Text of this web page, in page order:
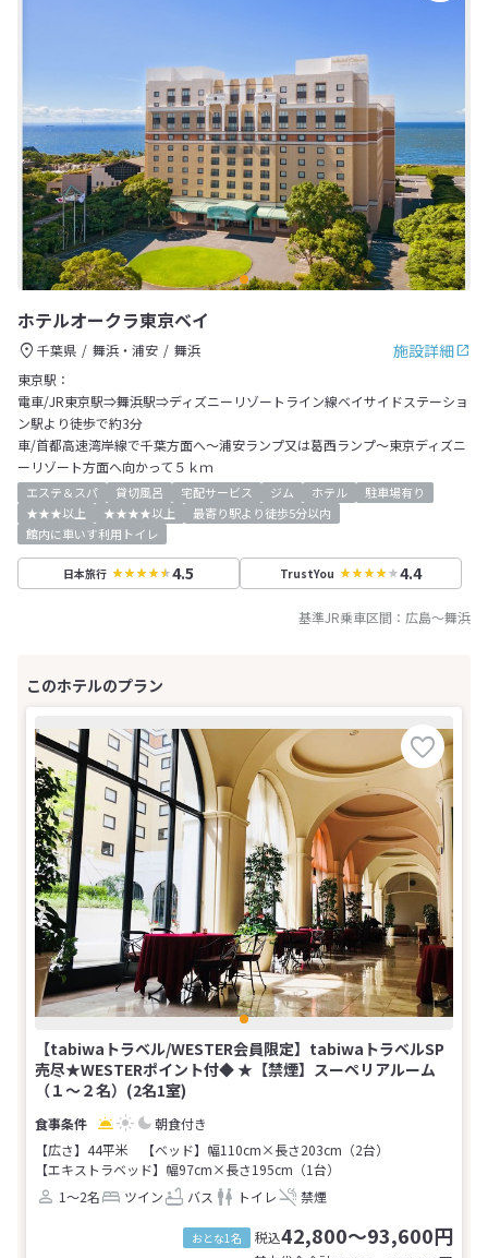
ホテルオークラ東京ベイ
施設詳細
千葉県 舞浜・浦安
舞浜
東京駅：
電車/JR東京駅⇒舞浜駅⇒ディズニーリゾートライン線ベイサイドステーショ
ン駅より徒歩で約3分
車/首都高速湾岸線で千葉方面へ～浦安ランプ又は葛西ランプ～東京ディズニ
ーリゾート方面へ向かって５ｋｍ
エステ＆スパ 貸切風呂 宅配サービス ジム ホテル
駐車場有り
★★★以上
★★★★以上
最寄り駅より徒歩5分以内
館内に車いす利用トイレ
日本旅行 4.5 TrustYou 4.4
基準JR乗車区間： 広島～舞浜
【tabiwaトラベル/WESTER会員限定】tabiwaトラベルSP
売尽★WESTERポイント付◆ ★【禁煙】スーペリアルーム
（１～２名）(2名1室)
朝食付き
【広さ】44平米
【ベッド】幅110cm×長さ203cm（2台）
【エキストラベッド】幅97cm×長さ195cm（1台）
1～2名
ツイン バス トイレ 禁煙
おとな1名 税込42,800～93,600円